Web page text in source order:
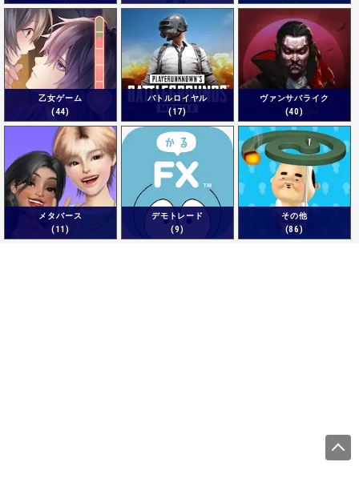
乙女ゲーム
(44)
バトルロイヤル
(17)
ヴァンサバライク
(40)
メタバース
(11)
デモトレード
(9)
その他
(86)